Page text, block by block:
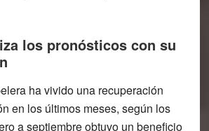
los pronósticos con su
ha vivido una recuperación
en los últimos meses, según los
a septiembre obtuvo un beneficio